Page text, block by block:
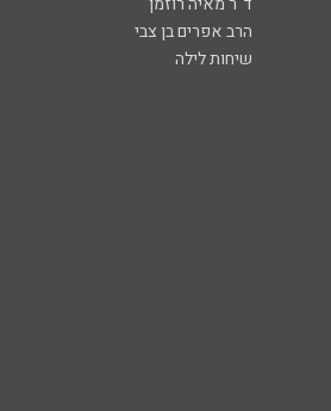
הרב אפרים בן צבי
שיחות לילה